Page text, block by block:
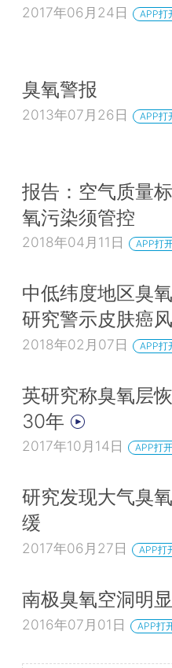
2017年06月24日 APP打
臭氧警报
2013年07月26日 APP打
报告：空气质量
氧污染须管控
2018年04月11日 APP打
中低纬度地区臭
研究警示皮肤癌
2018年02月07日 APP打
英研究称臭氧层
30年
2017年10月14日 APP打开
研究发现大气臭
缓
2017年06月27日 APP打
南极臭氧空洞明
2016年07月01日 APP打